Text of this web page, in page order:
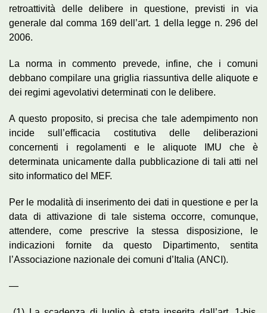
retroattività delle delibere in questione, previsti in via
generale dal comma 169 dell’art. 1 della legge n. 296 del
2006.
La norma in commento prevede, infine, che i comuni
debbano compilare una griglia riassuntiva delle aliquote e
dei regimi agevolativi determinati con le delibere.
A questo proposito, si precisa che tale adempimento non
incide sull’efficacia costitutiva delle deliberazioni
concernenti i regolamenti e le aliquote IMU che è
determinata unicamente dalla pubblicazione di tali atti nel
sito informatico del MEF.
Per le modalità di inserimento dei dati in questione e per la
data di attivazione di tale sistema occorre, comunque,
attendere, come prescrive la stessa disposizione, le
indicazioni fornite da questo Dipartimento, sentita
l’Associazione nazionale dei comuni d’Italia (ANCI).
—